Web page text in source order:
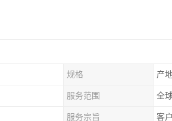
规格 产
服务范围 全
服务宗旨 客